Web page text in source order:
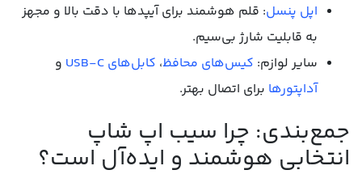
اپل پنسل: قلم هوشمند برای آیپدها با دقت بالا و مجهز
به قابلیت شارژ بی‌سیم.
سایر لوازم: کیس‌های محافظ، کابل‌های USB-C
و
آداپتورها برای اتصال بهتر.
جمع‌بندی: چرا سیب اپ شاپ
انتخابی هوشمند و ایده‌آل است؟